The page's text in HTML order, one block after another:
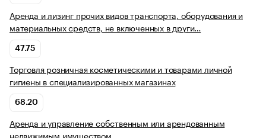
Аренда и лизинг прочих видов транспорта, оборудования и
материальных средств, не включенных в други…
47.75
Торговля розничная косметическими и товарами личной
гигиены в специализированных магазинах
68.20
Аренда и управление собственным или арендованным
недвижимым имуществом